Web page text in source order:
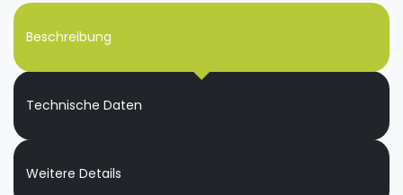
Beschreibung
Technische Daten
Weitere Details